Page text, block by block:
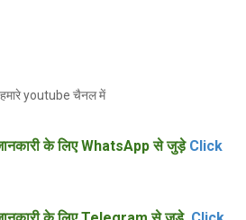
हमारे youtube चैनल में
के लिए WhatsApp से जुड़ेClick